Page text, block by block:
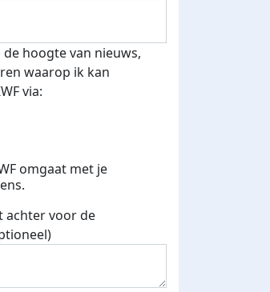
hoogte van nieuws,
waarop ik kan
via:
omgaat met je
achter voor de